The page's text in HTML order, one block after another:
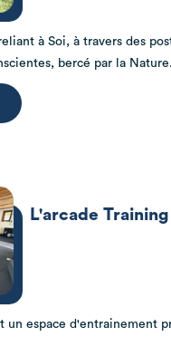
à Soi, à travers des
bercé par la Nature.
L'arcade
un espace d'entrainement